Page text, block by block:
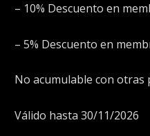
– 10% Descuento en
– 5% Descuento en
No acumulable con otras
Válido hasta 30/11/2026